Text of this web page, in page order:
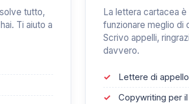
tutto,
Ti aiuto a
La lettera cartacea
funzionare meglio di
Scrivo appelli,
davvero.
Lettere di
Copywriting per